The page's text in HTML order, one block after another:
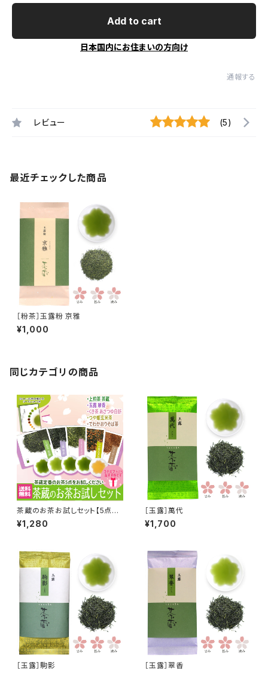
Add to cart
日本国内にお住まいの方向け
通報する
レビュー (5)
最近チェックした商品
［粉茶］玉露粉 京雅
¥1,000
同じカテゴリの商品
茶蔵のお茶お試しセット【5点ま
で送料無料】
¥1,280
［玉露］萬代
¥1,700
［玉露］駒影 ［玉露］翠香